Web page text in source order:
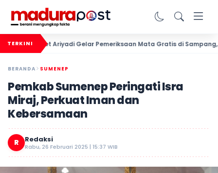
TERKINI
Slamet Ariyadi Gelar Pemeriksaan Mata Gratis di Sampang,
BERANDA SUMENEP
Pemkab Sumenep Peringati Isra
Miraj, Perkuat Iman dan
Kebersamaan
R Redaksi
Rabu, 26 Februari 2025 | 15:37 WIB